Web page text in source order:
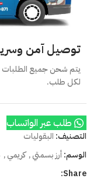
توصيل آمن وسريع
يتم شحن جميع الطلبات
لكل طلب.
طلب عبر الواتساب
التصنيف: البقوليات
الوسم:أرز بسمتي, كريمي,
Share: